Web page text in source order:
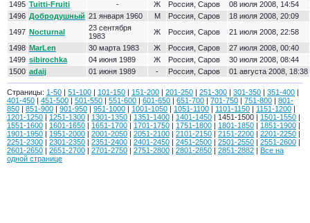
1495 Tuitti-Fruiti - Ж Россия, Саров
08 июля 2008, 14:54
1496 Добродушный 21 января 1960 М Россия, Саров
18 июля 2008, 20:09
1497 Nocturnal
23 сентября
1983
Ж Россия, Саров
21 июля 2008, 22:58
1498 MarLen 30 марта 1983 Ж Россия, Саров
27 июля 2008, 00:40
1499 sibirochka 04 июня 1989 Ж Россия, Саров
30 июля 2008, 08:44
1500 adaij 01 июня 1989 - Россия, Саров 01 августа 2008, 18:38
Страницы: 1-50 | 51-100 | 101-150 | 151-200 | 201-250 | 251-300 | 301-350 | 351-400 |
401-450 | 451-500 | 501-550 | 551-600 | 601-650 | 651-700 | 701-750 | 751-800 | 801-
850 | 851-900 | 901-950 | 951-1000 | 1001-1050 | 1051-1100 | 1101-1150 | 1151-1200 |
1201-1250 | 1251-1300 | 1301-1350 | 1351-1400 | 1401-1450 | 1451-1500 | 1501-1550 |
1551-1600 | 1601-1650 | 1651-1700 | 1701-1750 | 1751-1800 | 1801-1850 | 1851-1900 |
1901-1950 | 1951-2000 | 2001-2050 | 2051-2100 | 2101-2150 | 2151-2200 | 2201-2250 |
2251-2300 | 2301-2350 | 2351-2400 | 2401-2450 | 2451-2500 | 2501-2550 | 2551-2600 |
2601-2650 | 2651-2700 | 2701-2750 | 2751-2800 | 2801-2850 | 2851-2882 | Все на
одной странице